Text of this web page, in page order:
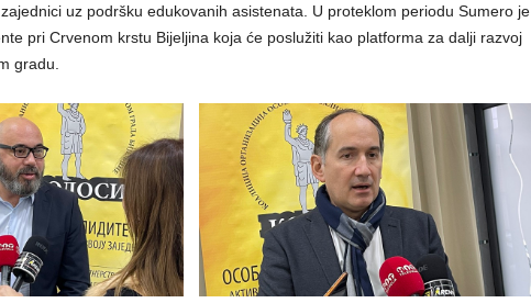
uz podršku edukovanih asistenata. U proteklom periodu Sumero je
pri Crvenom krstu Bijeljina koja će poslužiti kao platforma za dalji razvoj
gradu.